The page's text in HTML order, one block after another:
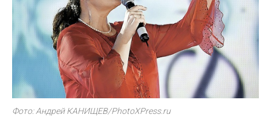
Фото: Андрей КАНИЩЕВ/PhotoXPress.ru